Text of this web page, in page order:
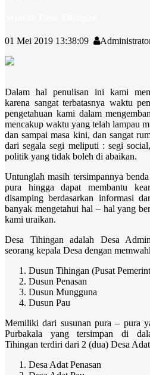
01 Mei 2019 13:38:09
Dalam hal penulisan ini kami
karena sangat terbatasnya waktu
pengetahuan kami dalam
mencakup waktu yang telah lampau
dan sampai masa kini, dan sangat
dari segala segi meliputi : segi
politik yang tidak boleh di abaikan.
Untunglah masih tersimpannya
pura hingga dapat membantu
disamping berdasarkan informasi
banyak mengetahui hal – hal yang
kami uraikan.
Desa Tihingan adalah Desa
seorang kepala Desa dengan
Dusun Tihingan (Pusat
Dusun Penasan
Dusun Mungguna
Dusun Pau
Memiliki dari susunan pura – pura
Purbakala yang tersimpan di
Tihingan terdiri dari 2 (dua) Desa
Desa Adat Penasan